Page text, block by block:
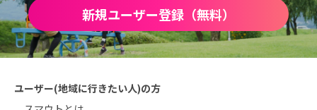
新規ユーザー登録（無料）
ユーザー(地域に行きたい人)の方